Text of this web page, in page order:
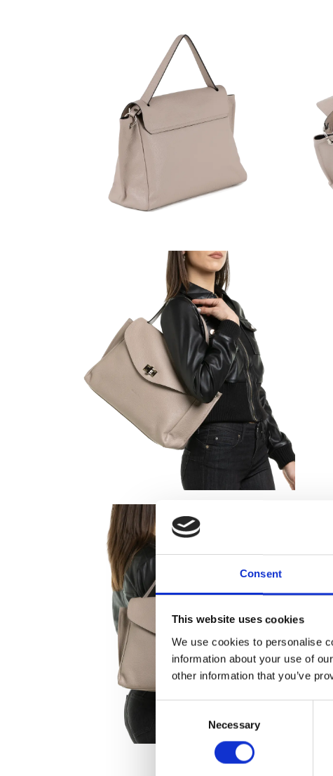
Consent
This website uses cookies
We use cookies to personalise
information about your use of
other information that you’ve
Necessary